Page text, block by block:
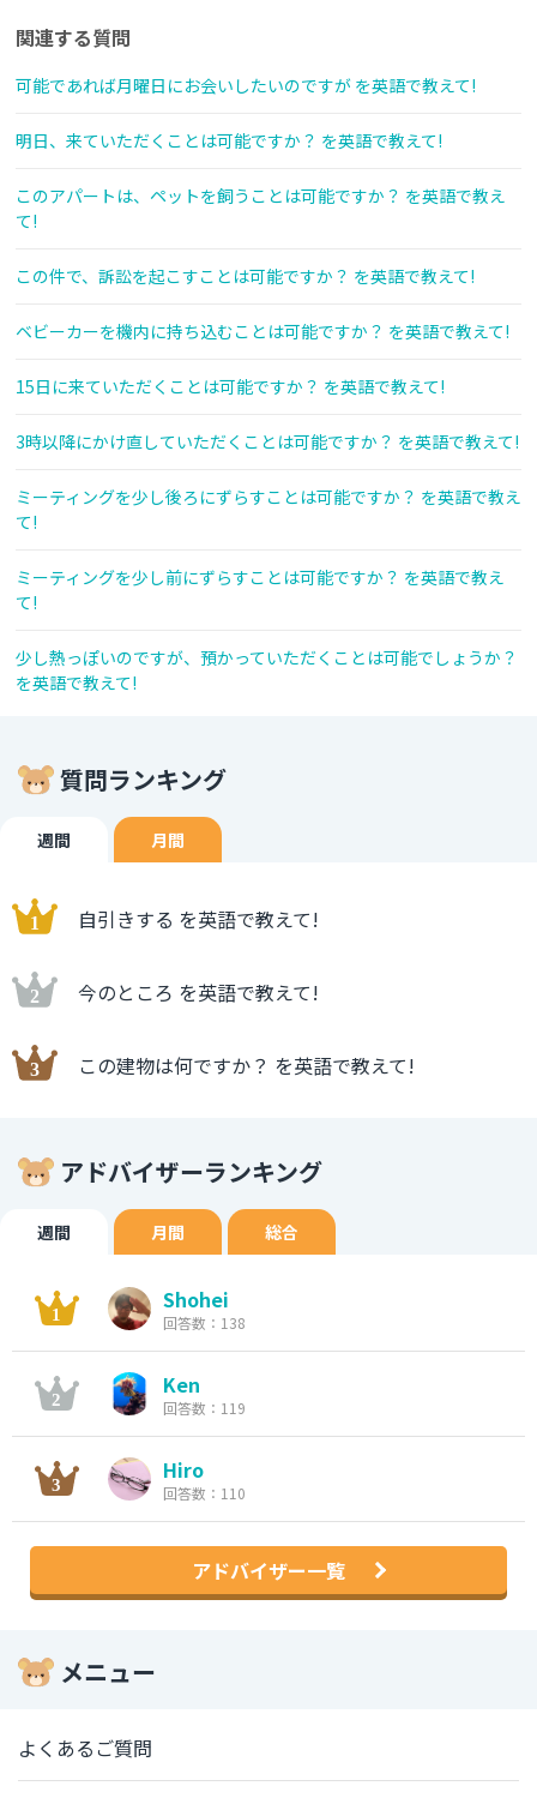
関連する質問
可能であれば月曜日にお会いしたいのですが を英語で教えて!
明日、来ていただくことは可能ですか？ を英語で教えて!
このアパートは、ペットを飼うことは可能ですか？ を英語で教え
て!
この件で、訴訟を起こすことは可能ですか？ を英語で教えて!
ベビーカーを機内に持ち込むことは可能ですか？ を英語で教えて!
15日に来ていただくことは可能ですか？ を英語で教えて!
3時以降にかけ直していただくことは可能ですか？ を英語で教えて!
ミーティングを少し後ろにずらすことは可能ですか？ を英語で教え
て!
ミーティングを少し前にずらすことは可能ですか？ を英語で教え
て!
少し熱っぽいのですが、預かっていただくことは可能でしょうか？
を英語で教えて!
質問ランキング
週間 月間
自引きする を英語で教えて!
今のところ を英語で教えて!
この建物は何ですか？ を英語で教えて!
アドバイザーランキング
週間 月間 総合
Shohei
回答数：138
Ken
回答数：119
Hiro
回答数：110
アドバイザー一覧
メニュー
よくあるご質問